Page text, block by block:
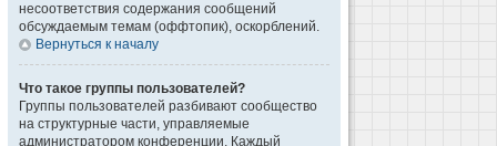
несоответствия содержания сообщений
обсуждаемым темам (оффтопик), оскорблений.
Вернуться к началу
Что такое группы пользователей?
Группы пользователей разбивают сообщество
на структурные части, управляемые
администратором конференции. Каждый